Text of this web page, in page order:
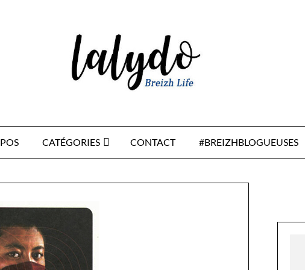
CATÉGORIES CONTACT #BREIZHBLOGUEUSES